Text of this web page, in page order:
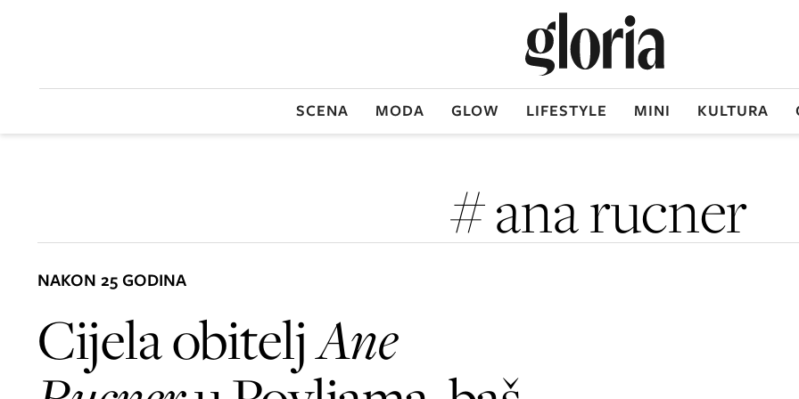
SCENA MODA GLOW LIFESTYLE MINI KULTURA
# ana rucner
NAKON 25 GODINA
Cijela obiteljAne